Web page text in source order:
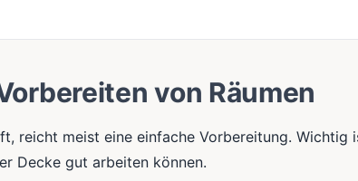
von Räumen
reicht meist eine einfache Vorbereitung. Wichtig
Decke gut arbeiten können.